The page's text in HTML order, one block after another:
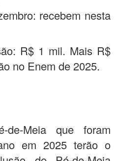
recebem nesta
R$ 1 mil. Mais R$
no Enem de 2025.
Meia que foram
em 2025 terão o